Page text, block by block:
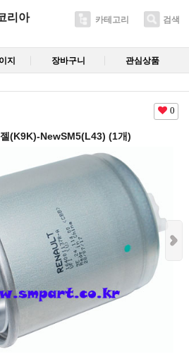
리아
카테고리 검색
지 장바구니 관심상품
0
(K9K)-NewSM5(L43) (1개)